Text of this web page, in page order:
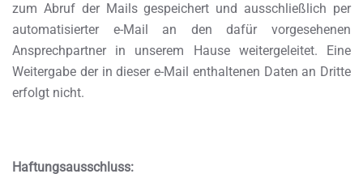
zum Abruf der Mails gespeichert und ausschließlich per
automatisierter e-Mail an den dafür vorgesehenen
Ansprechpartner in unserem Hause weitergeleitet. Eine
Weitergabe der in dieser e-Mail enthaltenen Daten an Dritte
erfolgt nicht.
Haftungsausschluss: